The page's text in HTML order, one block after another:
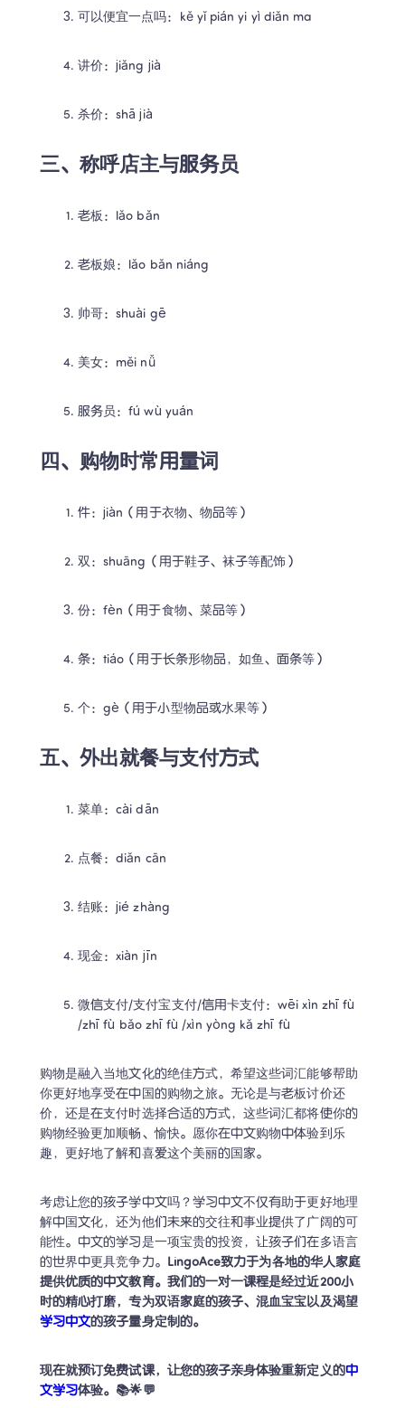
可以便宜一点吗：kě yǐ pián yi yì diǎn ma
讲价：jiǎng jià
杀价：shā jià
三、称呼店主与服务员
老板：lǎo bǎn
老板娘：lǎo bǎn niáng
帅哥：shuài gē
美女：měi nǚ
服务员：fú wù yuán
四、购物时常用量词
件：jiàn（用于衣物、物品等）
双：shuāng（用于鞋子、袜子等配饰）
份：fèn（用于食物、菜品等）
条：tiáo（用于长条形物品，如鱼、面条等）
个：gè（用于小型物品或水果等）
五、外出就餐与支付方式
菜单：cài dān
点餐：diǎn cān
结账：jié zhàng
现金：xiàn jīn
微信支付/支付宝支付/信用卡支付：wēi xìn zhī fù
/zhī fù bǎo zhī fù /xìn yòng kǎ zhī fù
购物是融入当地文化的绝佳方式，希望这些词汇能够帮助
你更好地享受在中国的购物之旅。无论是与老板讨价还
价，还是在支付时选择合适的方式，这些词汇都将使你的
购物经验更加顺畅、愉快。愿你在中文购物中体验到乐
趣，更好地了解和喜爱这个美丽的国家。
考虑让您的孩子学中文吗？学习中文不仅有助于更好地理
解中国文化，还为他们未来的交往和事业提供了广阔的可
能性。中文的学习是一项宝贵的投资，让孩子们在多语言
的世界中更具竞争力。 LingoAce致力于为各地的华人家庭
提供优质的中文教育。我们的一对一课程是经过近200小
时的精心打磨，专为双语家庭的孩子、混血宝宝以及渴望
学习中文的孩子量身定制的。
现在就预订免费试课，让您的孩子亲身体验重新定义的中
文学习体验。📚🌟💬